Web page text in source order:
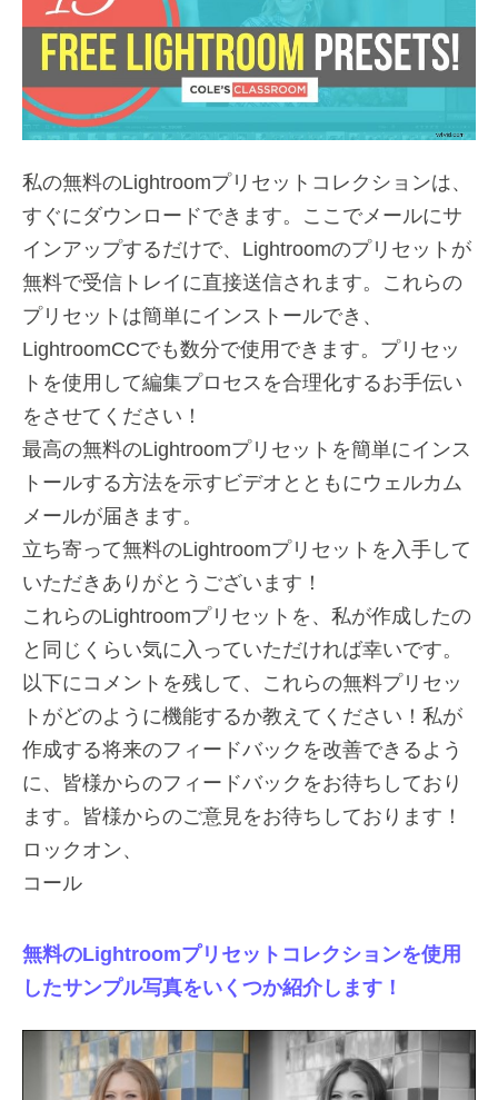
私の無料のLightroomプリセットコレクションは、
すぐにダウンロードできます。ここでメールにサ
インアップするだけで、Lightroomのプリセットが
無料で受信トレイに直接送信されます。これらの
プリセットは簡単にインストールでき、
LightroomCCでも数分で使用できます。プリセッ
トを使用して編集プロセスを合理化するお手伝い
をさせてください！
最高の無料のLightroomプリセットを簡単にインス
トールする方法を示すビデオとともにウェルカム
メールが届きます。
立ち寄って無料のLightroomプリセットを入手して
いただきありがとうございます！
これらのLightroomプリセットを、私が作成したの
と同じくらい気に入っていただければ幸いです。
以下にコメントを残して、これらの無料プリセッ
トがどのように機能するか教えてください！私が
作成する将来のフィードバックを改善できるよう
に、皆様からのフィードバックをお待ちしており
ます。皆様からのご意見をお待ちしております！
ロックオン、
コール
無料のLightroomプリセットコレクションを使用
したサンプル写真をいくつか紹介します！